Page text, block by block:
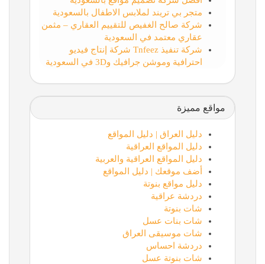
متجر بي تريند لملابس الاطفال بالسعودية
شركة صالح الغفيص للتقييم العقاري – مثمن
عقاري معتمد في السعودية
شركة تنفيذ Tnfeez شركة إنتاج فيديو
احترافية وموشن جرافيك و3D في السعودية
مواقع مميزة
دليل العراق | دليل المواقع
دليل المواقع العراقية
دليل المواقع العراقية والعربية
أضف موقعك | دليل المواقع
دليل مواقع بنوتة
دردشة عراقية
شات بنوتة
شات بنات عسل
شات موسيقى العراق
دردشة احساس
شات بنوتة عسل